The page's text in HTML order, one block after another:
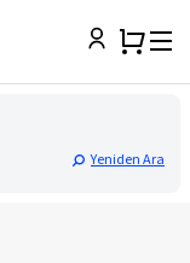
Yeniden Ara